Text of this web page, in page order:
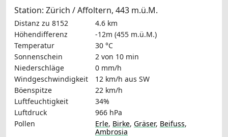
Station: Zürich / Affoltern, 443 m.ü.M.
Distanz zu 8152
4.6 km
Höhendifferenz
-12m (455 m.ü.M.)
Temperatur
30 °C
Sonnenschein
2 von 10 min
Niederschläge
0 mm/h
Windgeschwindigkeit
12 km/h aus SW
Böenspitze
22 km/h
Luftfeuchtigkeit
34%
Luftdruck
966 hPa
Pollen
Erle, Birke, Gräser, Beifuss,
Ambrosia